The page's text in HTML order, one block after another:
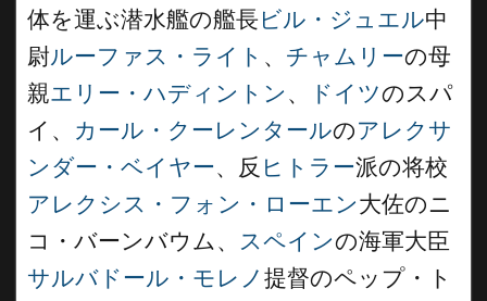
体を運ぶ潜水艦の艦長ビル・ジュエル中
尉ルーファス・ライト 、 チャムリーの母
親エリー・ハディントン 、 ドイツのスパ
イ、 カール・クーレンタールのアレクサ
ンダー・ベイヤー、反 ヒトラー派の将校
アレクシス・フォン・ローエン大佐のニ
コ・バーンバウム、 スペインの海軍大臣
サルバドール・モレノ 提督のペップ・ト